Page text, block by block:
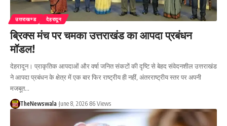
उत्तराखण्ड देहरादून
ब्रिक्स मंच पर चमका उत्तराखंड का आपदा प्रबंधन
मॉडल!
देहरादून। प्राकृतिक आपदाओं और वर्षा जनित संकटों की दृष्टि से बेहद संवेदनशील उत्तराखंड
ने आपदा प्रबंधन के क्षेत्र में एक बार फिर राष्ट्रीय ही नहीं, अंतरराष्ट्रीय स्तर पर अपनी
मजबूत…
TheNewswala June 8, 2026 86 Views